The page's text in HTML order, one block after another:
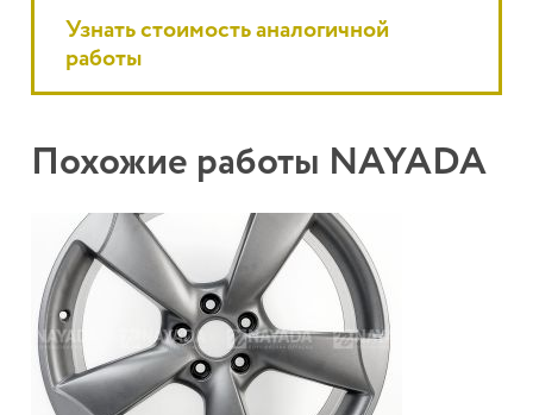
Узнать стоимость аналогичной
работы
Похожие работы NAYADA